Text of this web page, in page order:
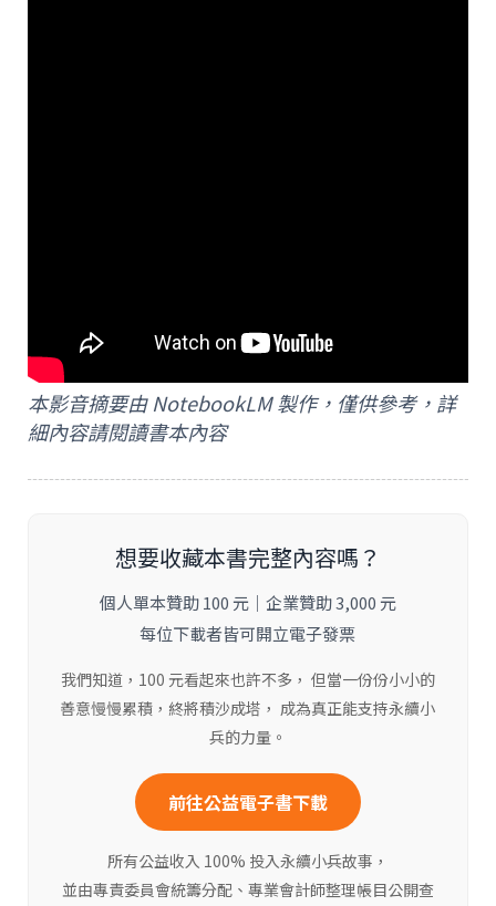
本影音摘要由 NotebookLM 製作，僅供參考，詳
細內容請閱讀書本內容
想要收藏本書完整內容嗎？
個人單本贊助 100 元｜企業贊助 3,000 元
每位下載者皆可開立電子發票
我們知道，100 元看起來也許不多， 但當一份份小小的
善意慢慢累積，終將積沙成塔， 成為真正能支持永續小
兵的力量。
前往公益電子書下載
所有公益收入 100% 投入永續小兵故事，
並由專責委員會統籌分配、專業會計師整理帳目公開查